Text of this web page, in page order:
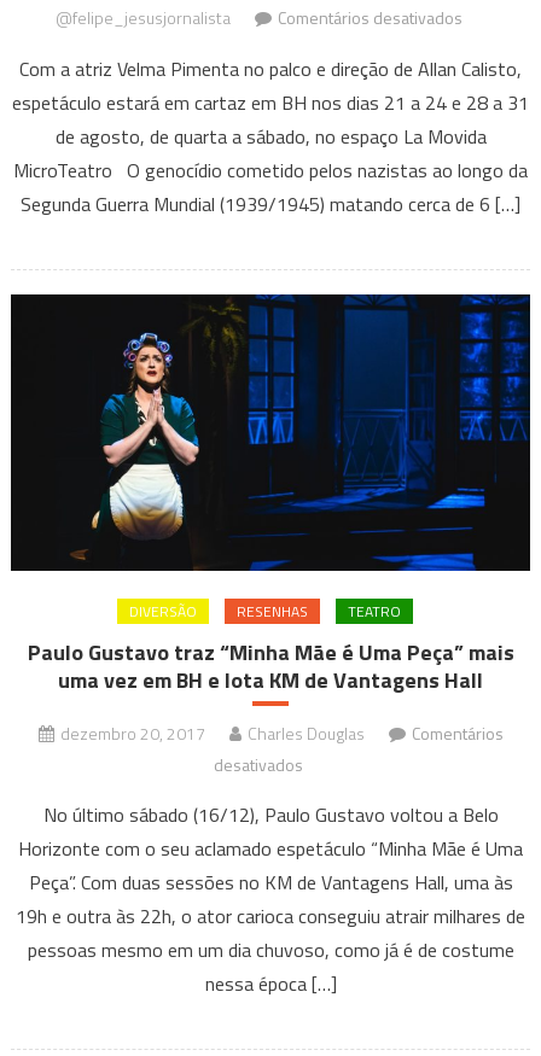
@felipe_jesusjornalista
Comentários desativadosem
aSSpirina
estreia
nesta
quarta
no
Com a atriz Velma Pimenta no palco e direção de Allan Calisto,
espetáculo estará em cartaz em BH nos dias 21 a 24 e 28 a 31
de agosto, de quarta a sábado, no espaço La Movida
MicroTeatro O genocídio cometido pelos nazistas ao longo da
Segunda Guerra Mundial (1939/1945) matando cerca de 6 […]
DIVERSÃO RESENHAS TEATRO
Paulo Gustavo traz “Minha Mãe é Uma Peça” mais
uma vez em BH e lota KM de Vantagens Hall
dezembro 20, 2017 Charles Douglas
Comentários
desativados
Gustavo
traz
“Minha
Mãe
é
Uma
No último sábado (16/12), Paulo Gustavo voltou a Belo
Horizonte com o seu aclamado espetáculo “Minha Mãe é Uma
Peça”. Com duas sessões no KM de Vantagens Hall, uma às
19h e outra às 22h, o ator carioca conseguiu atrair milhares de
pessoas mesmo em um dia chuvoso, como já é de costume
nessa época […]